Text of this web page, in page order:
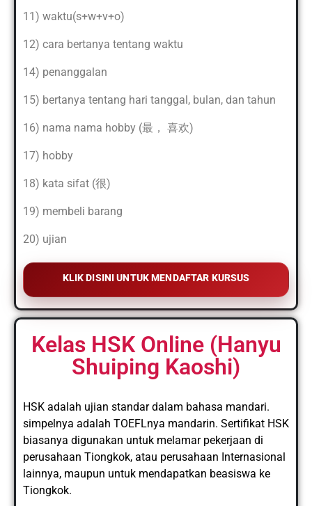
11) waktu(s+w+v+o)
12) cara bertanya tentang waktu
14) penanggalan
15) bertanya tentang hari tanggal, bulan, dan tahun
16) nama nama hobby (最， 喜欢)
17) hobby
18) kata sifat (很)
19) membeli barang
20) ujian
KLIK DISINI UNTUK MENDAFTAR KURSUS
Kelas HSK Online (Hanyu
Shuiping Kaoshi)
HSK adalah ujian standar dalam bahasa mandari.
simpelnya adalah TOEFLnya mandarin. Sertifikat HSK
biasanya digunakan untuk melamar pekerjaan di
perusahaan Tiongkok, atau perusahaan Internasional
lainnya, maupun untuk mendapatkan beasiswa ke
Tiongkok.